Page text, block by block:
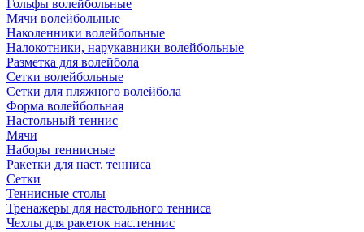
Гольфы волейбольные
Мячи волейбольные
Наколенники волейбольные
Налокотники, нарукавники волейбольные
Разметка для волейбола
Сетки волейбольные
Сетки для пляжного волейбола
Форма волейбольная
Настольный теннис
Мячи
Наборы теннисные
Ракетки для наст. тенниса
Сетки
Теннисные столы
Тренажеры для настольного тенниса
Чехлы для ракеток нас.теннис